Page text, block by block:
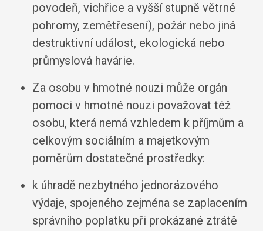
povodeň, vichřice a vyšší stupně větrné
pohromy, zemětřesení), požár nebo jiná
destruktivní událost, ekologická nebo
průmyslová havárie.
Za osobu v hmotné nouzi může orgán
pomoci v hmotné nouzi považovat též
osobu, která nemá vzhledem k příjmům a
celkovým sociálním a majetkovým
poměrům dostatečné prostředky:
k úhradě nezbytného jednorázového
výdaje, spojeného zejména se zaplacením
správního poplatku při prokázané ztrátě